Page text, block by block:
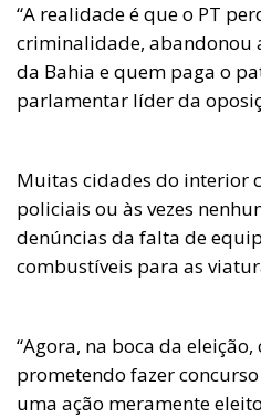
“A realidade é que o PT
criminalidade, abandonou
da Bahia e quem paga o
parlamentar líder da
Muitas cidades do interior
policiais ou às vezes
denúncias da falta de
combustíveis para as
“Agora, na boca da
prometendo fazer
uma ação meramente